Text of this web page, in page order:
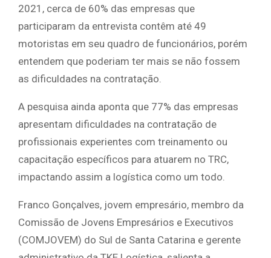
2021, cerca de 60% das empresas que
participaram da entrevista contêm até 49
motoristas em seu quadro de funcionários, porém
entendem que poderiam ter mais se não fossem
as dificuldades na contratação.
A pesquisa ainda aponta que 77% das empresas
apresentam dificuldades na contratação de
profissionais experientes com treinamento ou
capacitação específicos para atuarem no TRC,
impactando assim a logística como um todo.
Franco Gonçalves, jovem empresário, membro da
Comissão de Jovens Empresários e Executivos
(COMJOVEM) do Sul de Santa Catarina e gerente